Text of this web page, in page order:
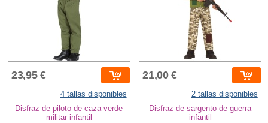
23,95 €
4 tallas disponibles
Disfraz de piloto de caza verde
militar infantil
21,00 €
2 tallas disponibles
Disfraz de sargento de guerra
infantil